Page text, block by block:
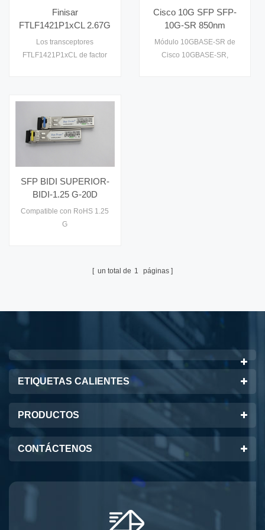
una buena 7
Finisar
FTLF1421P1xCL 2.67G
1310nm 15 km
FTLF1421P1BCL
Los transceptores
FTLF1421P1xCL de factor
factor de forma pequeño
(MSA) 1 . & nbsp;
Cisco 10G SFP SFP-
10G-SR 850nm
Multimodo Transceptor
Módulo 10GBASE-SR de
Cisco 10GBASE-SR,
SFP BIDI SUPERIOR-
BIDI-1.25 G-20D
1310&1550nm
Compatible con RoHS 1.25
G
un total de 1 páginas
ETIQUETAS CALIENTES
PRODUCTOS
CONTÁCTENOS